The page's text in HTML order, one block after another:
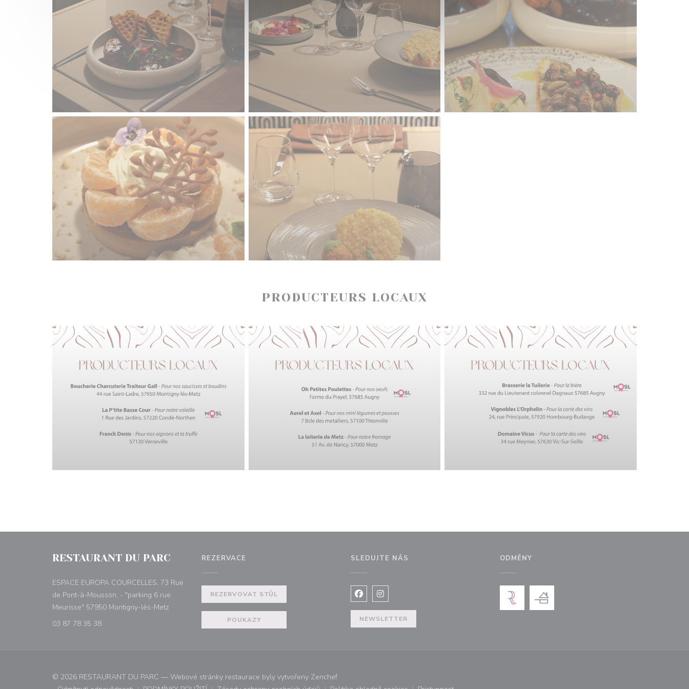
PRODUCTEURS LOCAUX
RESTAURANT DU PARC
ESPACE EUROPA COURCELLES, 73 Rue
de Pont-à-Mousson, - "parking 6 rue
Meurisse" 57950 Montigny-lès-Metz
03 87 78 35 38
REZERVACE
REZERVOVAT STŮL
POUKAZY
SLEDUJTE NÁS
Facebook ((otevře se v novém okně))
Instagram ((otevře se v novém okně))
NEWSLETTER
ODMĚNY
© 2026 RESTAURANT DU PARC — Webové stránky restaurace byly vytvořeny Zenchef((otevře se v novém okně))